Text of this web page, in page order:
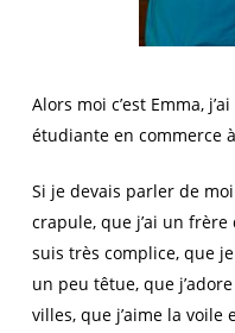
Alors moi c’est Emma,
étudiante en commerce
Si je devais parler de
crapule, que j’ai un frère
suis très complice, que
un peu têtue, que
villes, que j’aime la